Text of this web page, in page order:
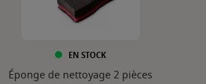
EN STOCK
Éponge de nettoyage 2 pièces